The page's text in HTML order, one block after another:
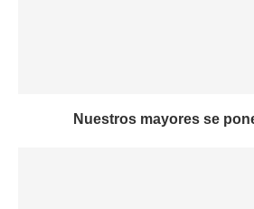
Nuestros mayores se